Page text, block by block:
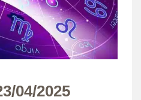
04/2025